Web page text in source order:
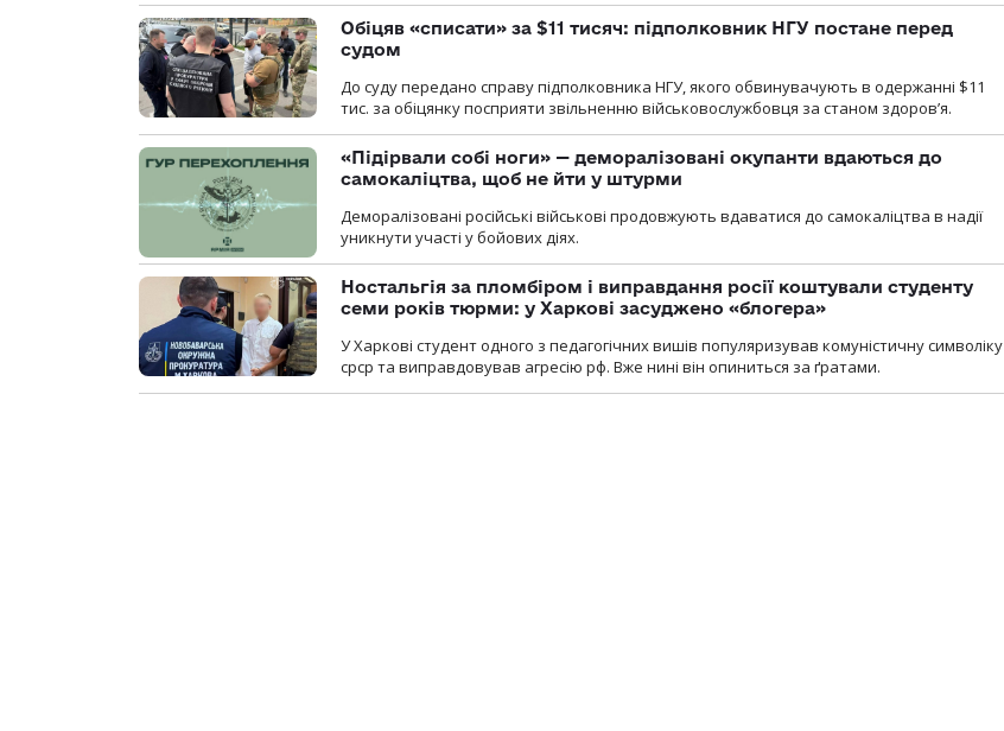
Обіцяв «списати» за $11 тисяч: підполковник НГУ постане перед
судом
До суду передано справу підполковника НГУ, якого обвинувачують в одержанні $11
тис. за обіцянку посприяти звільненню військовослужбовця за станом здоров’я.
«Підірвали собі ноги» — деморалізовані окупанти вдаються до
самокаліцтва, щоб не йти у штурми
Деморалізовані російські військові продовжують вдаватися до самокаліцтва в надії
уникнути участі у бойових діях.
Ностальгія за пломбіром і виправдання росії коштували студенту
семи років тюрми: у Харкові засуджено «блогера»
У Харкові студент одного з педагогічних вишів популяризував комуністичну символіку
срср та виправдовував агресію рф. Вже нині він опиниться за ґратами.